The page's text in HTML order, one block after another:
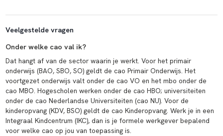
Veelgestelde vragen
Onder welke cao val ik?
Dat hangt af van de sector waarin je werkt. Voor het primair
onderwijs (BAO, SBO, SO) geldt de cao Primair Onderwijs. Het
voortgezet onderwijs valt onder de cao VO en het mbo onder de
cao MBO. Hogescholen werken onder de cao HBO; universiteiten
onder de cao Nederlandse Universiteiten (cao NU). Voor de
kinderopvang (KDV, BSO) geldt de cao Kinderopvang. Werk je in een
Integraal Kindcentrum (IKC), dan is je formele werkgever bepalend
voor welke cao op jou van toepassing is.